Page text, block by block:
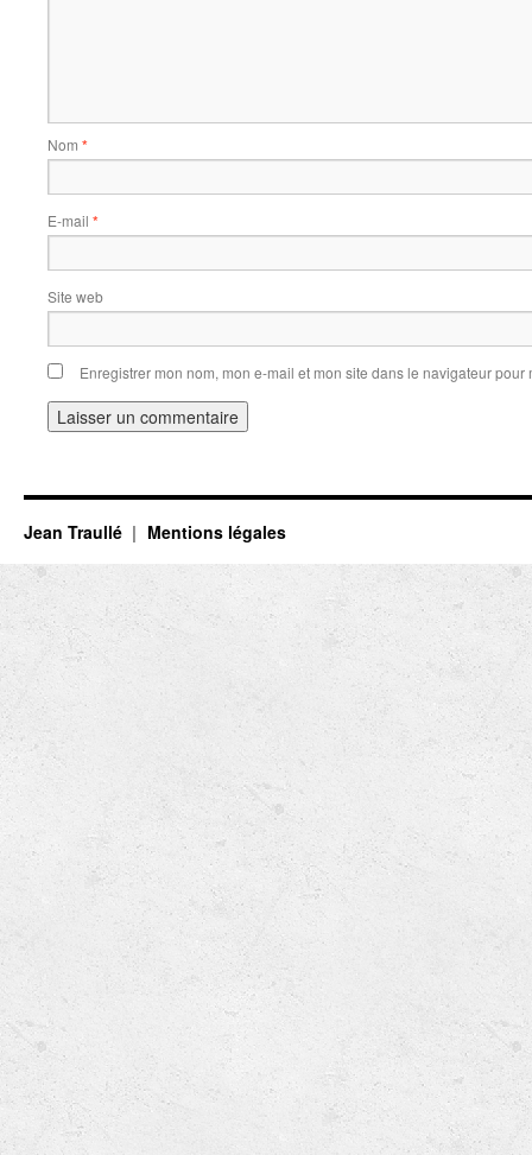
Nom *
E-mail *
Site web
Enregistrer mon nom, mon e-mail et mon site dans le navigateur
Jean Traullé Mentions légales